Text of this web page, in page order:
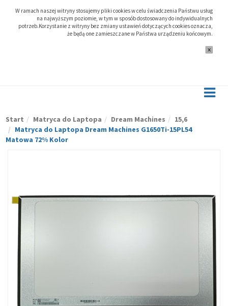
W ramach naszej witryny stosujemy pliki cookies w celu świadczenia Państwu usług
na najwyższym poziomie, w tym w sposób dostosowany do indywidualnych
potrzeb.Korzystanie z witryny bez zmiany ustawień dotyczących cookies oznacza,
że będą one zamieszczane w Państwa urządzeniu końcowym.
Start Matryca do Laptopa Dream Machines
15,6
Matryca do Laptopa Dream Machines G1650Ti-15PL54
Matowa 72% Kolor